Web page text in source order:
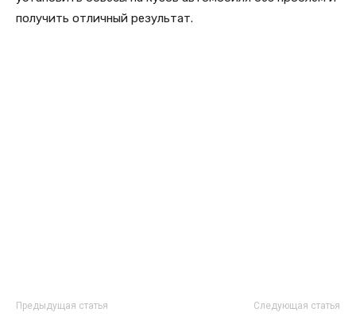
получить отличный результат.
Предыдущая статья Следующая статья